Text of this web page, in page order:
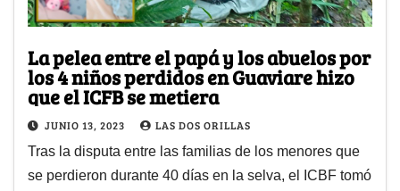
La pelea entre el papá y los abuelos por
los 4 niños perdidos en Guaviare hizo
que el ICFB se metiera
JUNIO 13, 2023 LAS DOS ORILLAS
Tras la disputa entre las familias de los menores que
se perdieron durante 40 días en la selva, el ICBF tomó